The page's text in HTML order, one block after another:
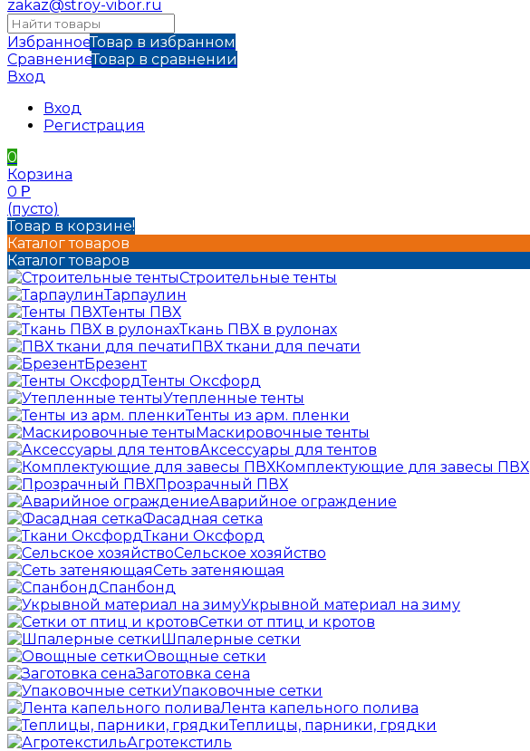
zakaz@stroy-vibor.ru
ИзбранноеТовар в избранном
СравнениеТовар в сравнении
Вход
Вход
Регистрация
0
Корзина
0 Р
(пусто)
Товар в корзине!
Каталог товаров
Каталог товаров
Строительные тенты
Тарпаулин
Тенты ПВХ
Ткань ПВХ в рулонах
ПВХ ткани для печати
Брезент
Тенты Оксфорд
Утепленные тенты
Тенты из арм. пленки
Маскировочные тенты
Аксессуары для тентов
Комплектующие для завесы ПВХ
Прозрачный ПВХ
Аварийное ограждение
Фасадная сетка
Ткани Оксфорд
Сельское хозяйство
Сеть затеняющая
Спанбонд
Укрывной материал на зиму
Сетки от птиц и кротов
Шпалерные сетки
Овощные сетки
Заготовка сена
Упаковочные сетки
Лента капельного полива
Теплицы, парники, грядки
Агротекстиль